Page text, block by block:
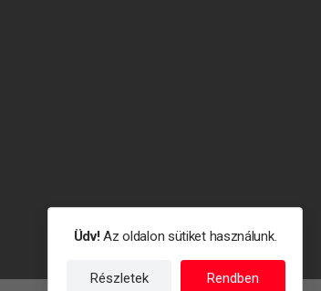
Üdv!Az oldalon sütiket használunk.
Részletek Rendben